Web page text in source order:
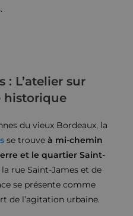
: L’atelier sur
historique
du vieux Bordeaux, la
se trouve à mi-chemin
et le quartier Saint-
rue Saint-James et de
se présente comme
de l’agitation urbaine.